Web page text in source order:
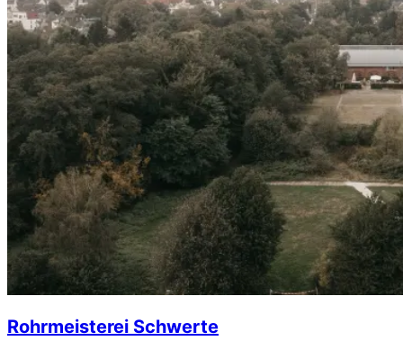
Rohrmeisterei Schwerte